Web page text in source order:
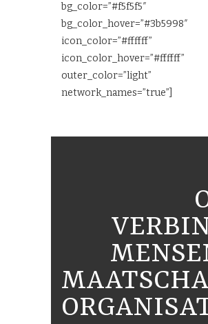
bg_color=”#f5f5f5″
bg_color_hover=”#3b5998″
icon_color=”#ffffff”
icon_color_hover=”#ffffff”
outer_color=”light”
network_names=”true”]